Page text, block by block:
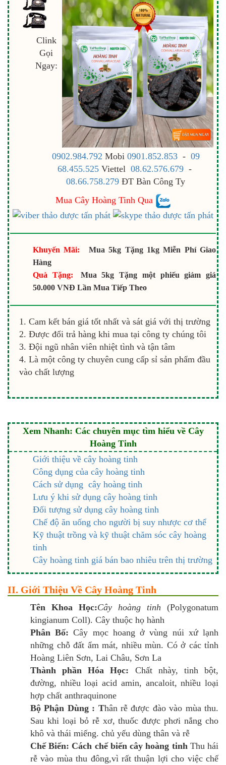
Clink
Gọi
Ngay:
0902.984.792 Mobi 0901.852.853- 09
68.455.525Viettel 08.62.576.679-
08.66.758.279 ĐT Bàn Công Ty
Mua Cây Hoàng Tinh Qua
Khuyến Mãi:
Mua 5kg Tặng 1kg Miễn Phí Giao
Hàng
Quà Tặng:
Mua 5kg Tặng một phiếu giảm giá
50.000 VNĐ Lần Mua Tiếp Theo
Cam kết bán giá tốt nhất và sát giá với thị trường
Được đổi trả hàng khi mua tại công ty chúng tôi
Đội ngũ nhân viên nhiệt tình và tận tâm
Là một công ty chuyên cung cấp sỉ sản phẩm đầu
vào chất lượng
Xem Nhanh: Các chuyên mục tìm hiểu về Cây
Hoàng Tinh
Giới thiệu về cây hoàng tinh
Công dụng của cây hoàng tinh
Cách sử dụng cây hoàng tinh
Lưu ý khi sử dụng cây hoàng tinh
Đối tượng sử dụng cây hoàng tinh
Chế độ ăn uống cho người bị suy nhược cơ thể
Kỹ thuật trồng và kỹ thuật chăm sóc cây hoàng
tinh
Cây hoàng tinh giá bán bao nhiêu trên thị trường
II. Giới Thiệu Về Cây Hoàng Tinh
Tên Khoa Học:Cây hoàng tinh (Polygonatum
kingianum Coll). Cây thuộc họ hành
Phân Bố: Cây mọc hoang ở vùng núi xứ lạnh
những chỗ đất ẩm mát, nhiều mùn. Có ở các tỉnh
Hoàng Liên Sơn, Lai Châu, Sơn La
Thành phần Hóa Học: Chất nhày, tinh bột,
đường, nhiều loại acid amin, ancaloit, nhiều loại
hợp chất anthraquinone
Bộ Phận Dùng : Thân rễ được đào vào mùa thu.
Sau khi loại bỏ rễ xơ, thuốc được phơi nắng cho
khô và thái miếng. chủ yếu dùng thân và rễ
Chế Biến: Cách chế biến cây hoàng tinh Thu hái
rễ vào mùa thu đông,vì rất thuận lợi cho việc chế